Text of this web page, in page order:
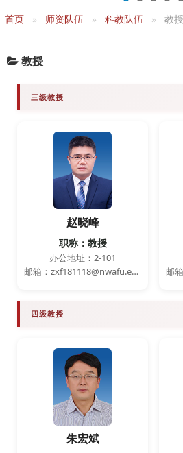
首页 师资队伍 科教队伍 教授
教授
三级教授
赵晓峰
职称：教授
办公地址：2-101
邮箱：zxf181118@nwafu.edu.cn
四级教授
朱宏斌